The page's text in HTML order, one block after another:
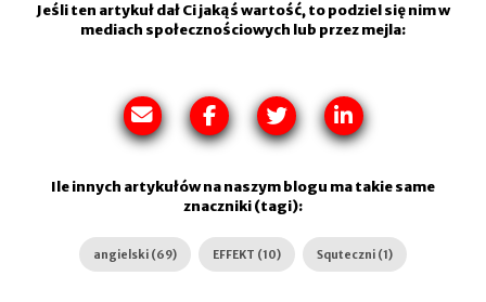
Jeśli ten artykuł dał Ci jakąś wartość, to podziel się nim w
mediach społecznościowych lub przez mejla:
Ile innych artykułów na naszym blogu ma takie same
znaczniki (tagi):
angielski (69) EFFEKT (10) Squteczni (1)